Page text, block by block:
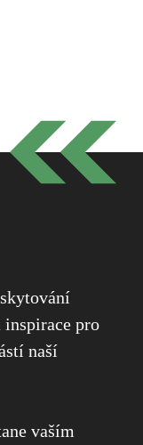
pro
naší
vaším